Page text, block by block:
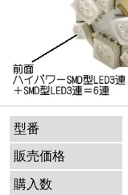
型番
販売価格
購入数